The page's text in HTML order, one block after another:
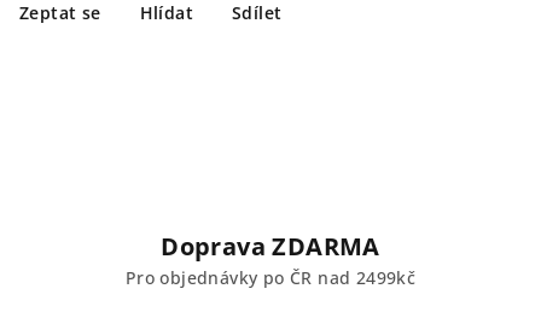
Zeptat se Hlídat Sdílet
Doprava ZDARMA
Pro objednávky po ČR nad 2499kč